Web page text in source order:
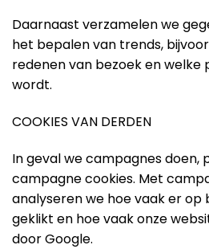
Daarnaast verzamelen we
het bepalen van trends,
redenen van bezoek en welke
wordt.
COOKIES VAN DERDEN
In geval we campagnes doen,
campagne cookies. Met
analyseren we hoe vaak er op
geklikt en hoe vaak onze
door Google.